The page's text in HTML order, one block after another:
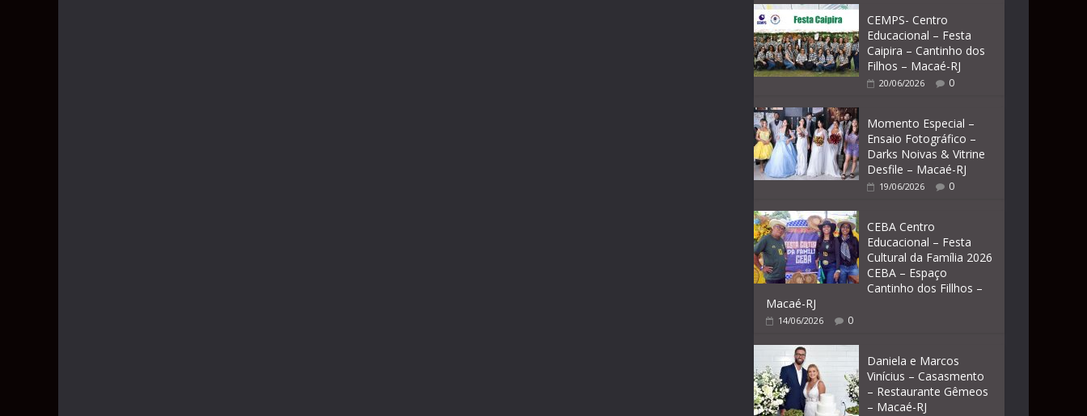
CEMPS- Centro
Educacional – Festa
Caipira – Cantinho dos
Filhos – Macaé-RJ
20/06/2026 0
Momento Especial –
Ensaio Fotográfico –
Darks Noivas & Vitrine
Desfile – Macaé-RJ
19/06/2026 0
CEBA Centro
Educacional – Festa
Cultural da Família 2026
CEBA – Espaço
Cantinho dos Fillhos –
Macaé-RJ
14/06/2026 0
Daniela e Marcos
Vinícius – Casasmento
– Restaurante Gêmeos
– Macaé-RJ